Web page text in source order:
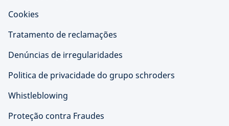
Cookies
Tratamento de reclamações
Denúncias de irregularidades
Politica de privacidade do grupo schroders
Whistleblowing
Proteção contra Fraudes